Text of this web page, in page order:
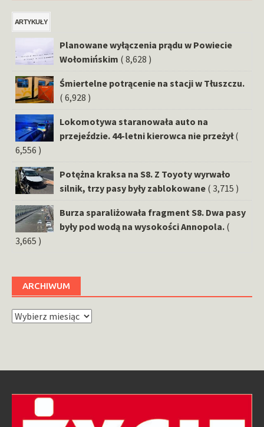
ARTYKUŁY
Planowane wyłączenia prądu w Powiecie
Wołomińskim ( 8,628 )
Śmiertelne potrącenie na stacji w Tłuszczu.
( 6,928 )
Lokomotywa staranowała auto na
przejeździe. 44-letni kierowca nie przeżył (
6,556 )
Potężna kraksa na S8. Z Toyoty wyrwało
silnik, trzy pasy były zablokowane ( 3,715 )
Burza sparaliżowała fragment S8. Dwa pasy
były pod wodą na wysokości Annopola. (
3,665 )
ARCHIWUM
Archiwum